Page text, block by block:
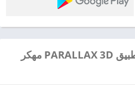
التفاصيل والمراجعة لـ تحميل تطبيق PARALLAX 3D مهكر